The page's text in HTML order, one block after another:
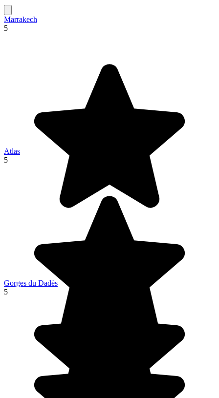
Marrakech
5
Atlas
5
Gorges du Dadès
5